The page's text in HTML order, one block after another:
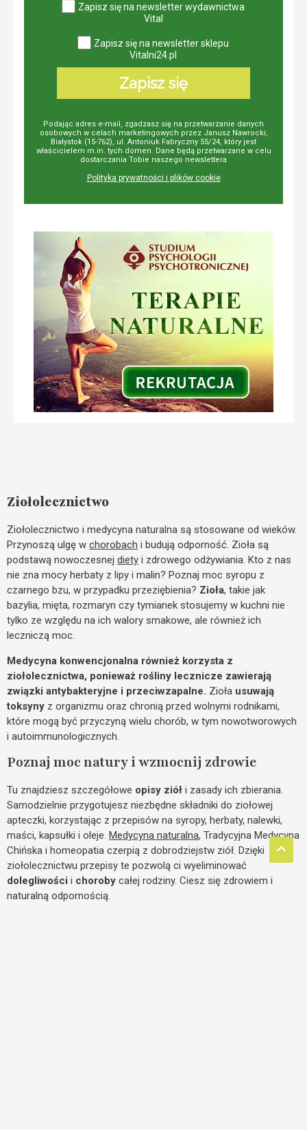
Zapisz się na newsletter wydawnictwa
Vital
Zapisz się na newsletter sklepu
Vitalni24.pl
Zapisz się
Podając adres e-mail, zgadzasz się na przetwarzanie danych
osobowych w celach marketingowych przez Janusz Nawrocki,
Białystok (15-762), ul. Antoniuk Fabryczny 55/24, który jest
właścicielem m.in. tych domen. Dane będą przetwarzane w celu
dostarczania Tobie naszego newslettera
Polityka prywatności i plików cookie
Ziołolecznictwo
Ziołolecznictwo i medycyna naturalna są stosowane od wieków.
Przynoszą ulgę w chorobach i budują odporność. Zioła są
podstawą nowoczesnej diety i zdrowego odżywiania. Kto z nas
nie zna mocy herbaty z lipy i malin? Poznaj moc syropu z
czarnego bzu, w przypadku przeziębienia? Zioła, takie jak
bazylia, mięta, rozmaryn czy tymianek stosujemy w kuchni nie
tylko ze względu na ich walory smakowe, ale również ich
leczniczą moc.
Medycyna konwencjonalna również korzysta z
ziołolecznictwa, ponieważ rośliny lecznicze zawierają
związki antybakteryjne i przeciwzapalne. Zioła usuwają
toksyny z organizmu oraz chronią przed wolnymi rodnikami,
które mogą być przyczyną wielu chorób, w tym nowotworowych
i autoimmunologicznych.
Poznaj moc natury i wzmocnij zdrowie
Tu znajdziesz szczegółowe opisy ziół i zasady ich zbierania.
Samodzielnie przygotujesz niezbędne składniki do ziołowej
apteczki, korzystając z przepisów na syropy, herbaty, nalewki,
maści, kapsułki i oleje. Medycyna naturalna, Tradycyjna Medycyna
Chińska i homeopatia czerpią z dobrodziejstw ziół. Dzięki
ziołolecznictwu przepisy te pozwolą ci wyeliminować
dolegliwości i choroby całej rodziny. Ciesz się zdrowiem i
naturalną odpornością.